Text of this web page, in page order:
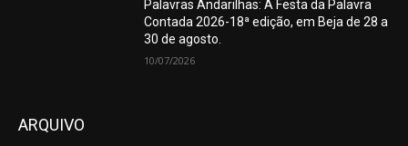
Palavras Andarilhas: A Festa da Palavra
Contada 2026-18ª edição, em Beja de 28 a
30 de agosto.
10/07/2026
ARQUIVO